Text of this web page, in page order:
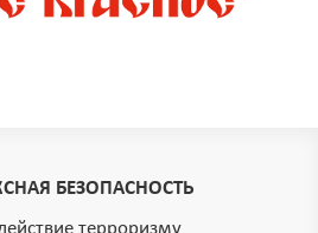
БЕЗОПАСНОСТЬ
терроризму